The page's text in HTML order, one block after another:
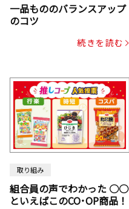
一品もののバランスアップ
のコツ
続きを読む
取り組み
組合員の声でわかった ○○
といえばこのCO･OP商品！